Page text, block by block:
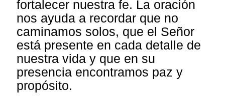
fortalecer nuestra fe. La oración
nos ayuda a recordar que no
caminamos solos, que el Señor
está presente en cada detalle de
nuestra vida y que en su
presencia encontramos paz y
propósito.